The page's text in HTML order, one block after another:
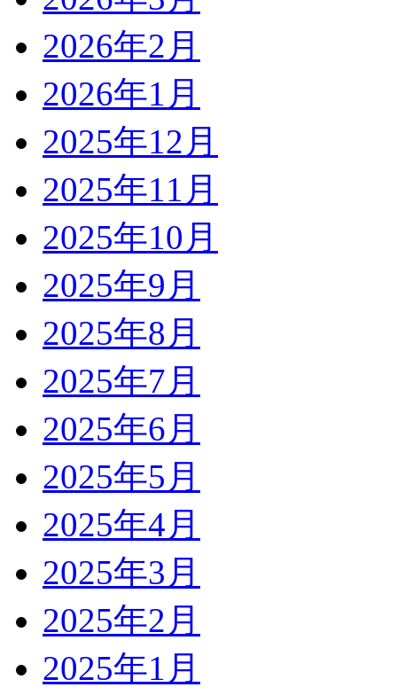
2026年2月
2026年1月
2025年12月
2025年11月
2025年10月
2025年9月
2025年8月
2025年7月
2025年6月
2025年5月
2025年4月
2025年3月
2025年2月
2025年1月